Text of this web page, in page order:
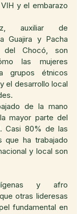
y el embarazo
auxiliar de
Guajira y Pacha
del Chocó, son
las mujeres
grupos étnicos
el desarrollo local
de la mano
mayor parte del
Casi 80% de las
que ha trabajado
y local son
y afro
otras lideresas
fundamental en